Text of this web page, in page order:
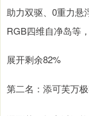
助力双驱、0重力悬
RGB四维自净岛等
展开剩余82%
第二名：添可芙万